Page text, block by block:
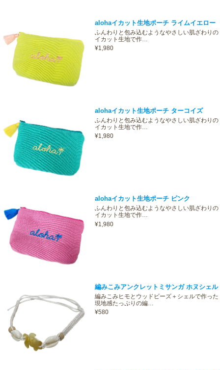
alohaイカット生地ポーチ ライムイエロー
ふんわりと包み込むようなやさしい肌ざわりの
イカット生地で作…
¥1,980
alohaイカット生地ポーチ ターコイズ
ふんわりと包み込むようなやさしい肌ざわりの
イカット生地で作…
¥1,980
alohaイカット生地ポーチ ピンク
ふんわりと包み込むようなやさしい肌ざわりの
イカット生地で作…
¥1,980
編みこみアンクレットミサンガ ホヌシェル
編みこみヒモとウッドビーズ＋シェルで作った
現地感たっぷりの編…
¥580